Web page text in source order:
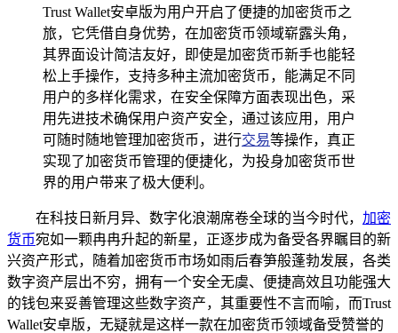
Trust Wallet安卓版为用户开启了便捷的加密货币之
旅，它凭借自身优势，在加密货币领域崭露头角，
其界面设计简洁友好，即使是加密货币新手也能轻
松上手操作，支持多种主流加密货币，能满足不同
用户的多样化需求，在安全保障方面表现出色，采
用先进技术确保用户资产安全，通过该应用，用户
可随时随地管理加密货币，进行交易等操作，真正
实现了加密货币管理的便捷化，为投身加密货币世
界的用户带来了极大便利。
在科技日新月异、数字化浪潮席卷全球的当今时代， 加密
货币宛如一颗冉冉升起的新星，正逐步成为备受各界瞩目的新
兴资产形式，随着加密货币市场如雨后春笋般蓬勃发展，各类
数字资产层出不穷，拥有一个安全无虞、便捷高效且功能强大
的钱包来妥善管理这些数字资产，其重要性不言而喻，而Trust
Wallet安卓版，无疑就是这样一款在加密货币领域备受赞誉的